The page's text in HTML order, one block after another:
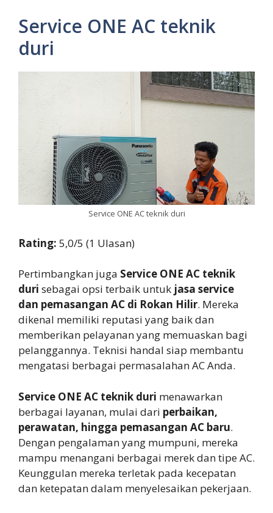
Service ONE AC teknik
duri
Service ONE AC teknik duri
Rating: 5,0/5 (1 Ulasan)
Pertimbangkan juga Service ONE AC teknik
duri sebagai opsi terbaik untuk jasa service
dan pemasangan AC di Rokan Hilir. Mereka
dikenal memiliki reputasi yang baik dan
memberikan pelayanan yang memuaskan bagi
pelanggannya. Teknisi handal siap membantu
mengatasi berbagai permasalahan AC Anda.
Service ONE AC teknik duri menawarkan
berbagai layanan, mulai dari perbaikan,
perawatan, hingga pemasangan AC baru.
Dengan pengalaman yang mumpuni, mereka
mampu menangani berbagai merek dan tipe AC.
Keunggulan mereka terletak pada kecepatan
dan ketepatan dalam menyelesaikan pekerjaan.